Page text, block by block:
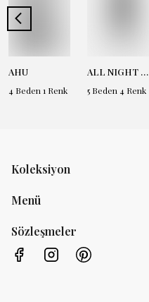
AHU
4 Beden 1 Renk
ALL NIGHT LONG - Antrasit
5 Beden 4 Renk
Koleksiyon
Menü
Sözleşmeler